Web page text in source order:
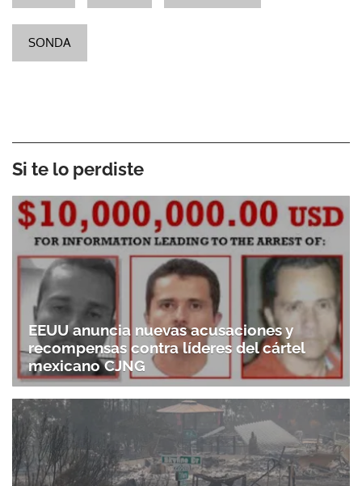
SONDA
Si te lo perdiste
EEUU anuncia nuevas acusaciones y
recompensas contra líderes del cártel
mexicano CJNG